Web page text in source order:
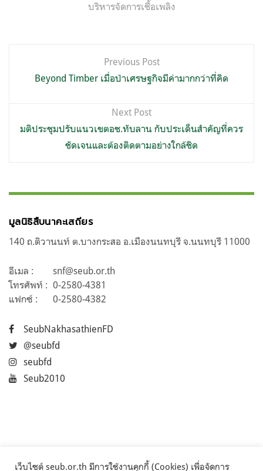
บริหารจัดการเชื้อเพลิง
เรื่อง
Previous Post
Beyond Timber เมื่อป่าเศรษฐกิจมีค่ามากกว่าที่คิด
Next Post
มติประชุมปรับแนวเขตอช.ทับลาน กับประเด็นสำคัญที่ควร
ชัดเจนและต้องติดตามอย่างใกล้ชิด
มูลนิธิสืบนาคะเสถียร
140 ถ.ติวานนท์ ต.บางกระสอ อ.เมืองนนทบุรี จ.นนทบุรี 11000
อีเมล :
snf@seub.or.th
โทรศัพท์ : 0-2580-4381
แฟกซ์ :
0-2580-4382
SeubNakhasathienFD
@seubfd
seubfd
Seub2010
เว็บไซต์ seub.or.th มีการใช้งานคุกกี้ (Cookies) เพื่อจัดการ